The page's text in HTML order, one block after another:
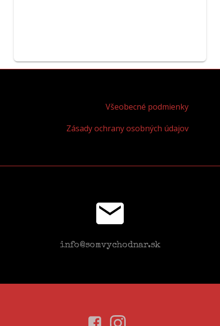
Všeobecné podmienky
Zásady ochrany osobných údajov
info@somvychodnar.sk